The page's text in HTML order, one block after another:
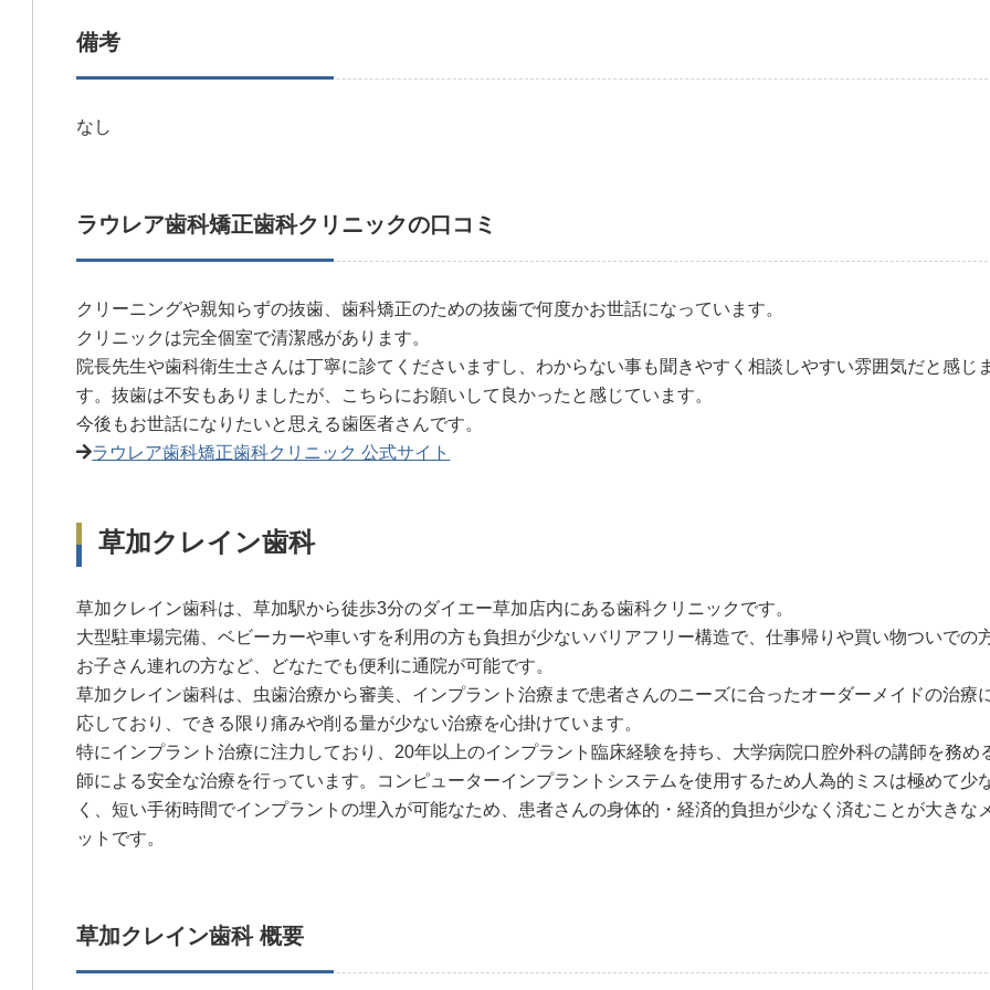
備考
なし
ラウレア歯科矯正歯科クリニックの口コミ
クリーニングや親知らずの抜歯、歯科矯正のための抜歯で何度かお世話になっています。
クリニックは完全個室で清潔感があります。
院長先生や歯科衛生士さんは丁寧に診てくださいますし、わからない事も聞きやすく相談しやすい雰囲気だと感じ
す。抜歯は不安もありましたが、こちらにお願いして良かったと感じています。
今後もお世話になりたいと思える歯医者さんです。
ラウレア歯科矯正歯科クリニック 公式サイト
草加クレイン歯科
草加クレイン歯科は、草加駅から徒歩3分のダイエー草加店内にある歯科クリニックです。
大型駐車場完備、ベビーカーや車いすを利用の方も負担が少ないバリアフリー構造で、仕事帰りや買い物ついでの
お子さん連れの方など、どなたでも便利に通院が可能です。
草加クレイン歯科は、虫歯治療から審美、インプラント治療まで患者さんのニーズに合ったオーダーメイドの治療
応しており、できる限り痛みや削る量が少ない治療を心掛けています。
特にインプラント治療に注力しており、20年以上のインプラント臨床経験を持ち、大学病院口腔外科の講師を務め
師による安全な治療を行っています。コンピューターインプラントシステムを使用するため人為的ミスは極めて少
く、短い手術時間でインプラントの埋入が可能なため、患者さんの身体的・経済的負担が少なく済むことが大きな
ットです。
草加クレイン歯科 概要